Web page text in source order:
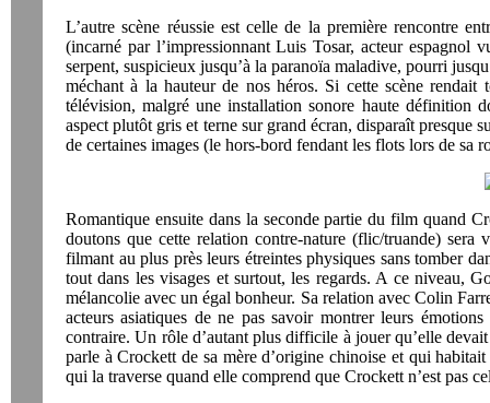
L’autre scène réussie est celle de la première rencontre
(incarné par l’impressionnant Luis Tosar, acteur espagnol
serpent, suspicieux jusqu’à la paranoïa maladive, pourri
méchant à la hauteur de nos héros. Si cette scène
télévision, malgré une installation sonore haute définition
aspect plutôt gris et terne sur grand écran, disparaît
de certaines images (le hors-bord fendant les flots lors de sa
Romantique ensuite dans la seconde partie du film quand
doutons que cette relation contre-nature (flic/truande) sera
filmant au plus près leurs étreintes physiques sans tomber
tout dans les visages et surtout, les regards. A ce niveau,
mélancolie avec un égal bonheur. Sa relation avec Colin
acteurs asiatiques de ne pas savoir montrer leurs
contraire. Un rôle d’autant plus difficile à jouer qu’elle
parle à Crockett de sa mère d’origine chinoise et qui
qui la traverse quand elle comprend que Crockett n’est pas